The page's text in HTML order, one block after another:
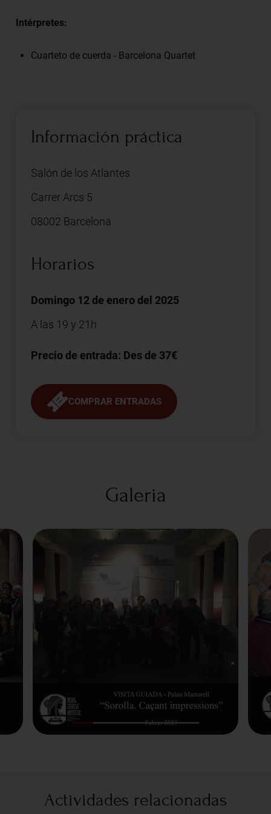
Intérpretes:
Cuarteto de cuerda - Barcelona Quartet
Información práctica
Salón de los Atlantes
Carrer Arcs 5
08002 Barcelona
Horarios
Domingo 12 de enero del 2025
A las 19 y 21h
Precio de entrada: Des de 37€
COMPRAR ENTRADAS
Galeria
Actividades relacionadas